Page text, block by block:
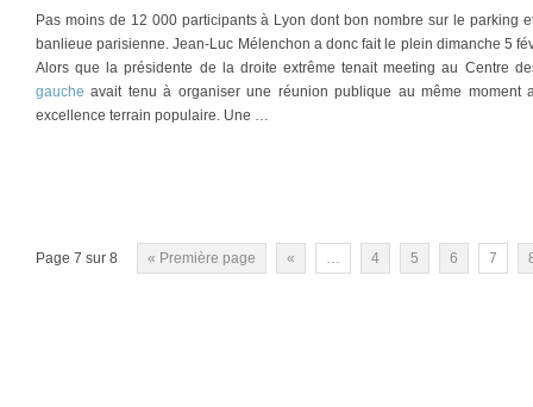
Pas moins de 12 000 participants à Lyon dont bon nombre sur le parking
banlieue parisienne. Jean-Luc Mélenchon a donc fait le plein dimanche 5
Alors que la présidente de la droite extrême tenait meeting au Centre
gauche avait tenu à organiser une réunion publique au même moment
excellence terrain populaire. Une …
Page 7 sur 8 « Première page « … 4 5 6 7